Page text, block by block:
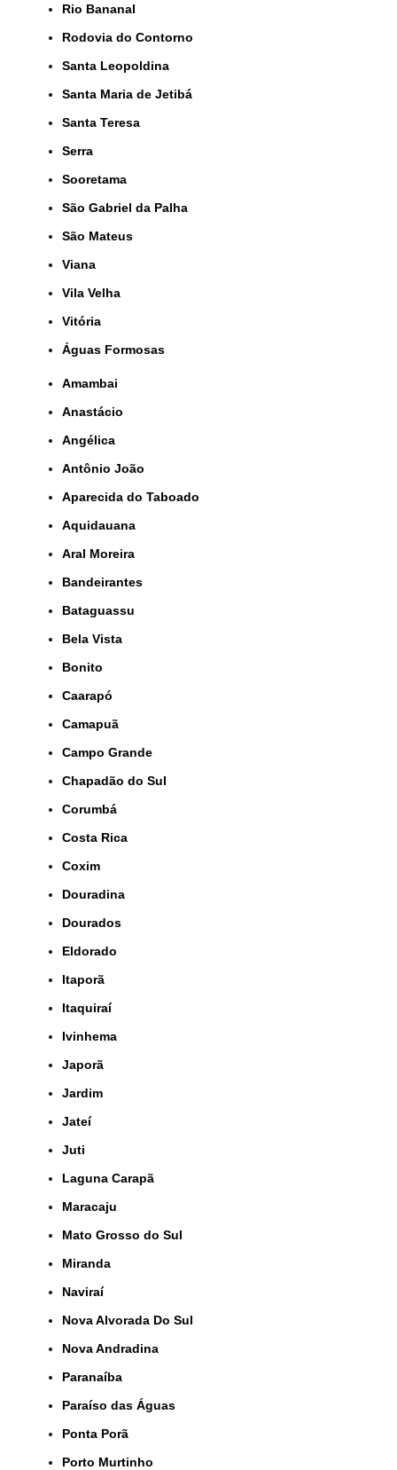
Rio Bananal
Rodovia do Contorno
Santa Leopoldina
Santa Maria de Jetibá
Santa Teresa
Serra
Sooretama
São Gabriel da Palha
São Mateus
Viana
Vila Velha
Vitória
Águas Formosas
Amambai
Anastácio
Angélica
Antônio João
Aparecida do Taboado
Aquidauana
Aral Moreira
Bandeirantes
Bataguassu
Bela Vista
Bonito
Caarapó
Camapuã
Campo Grande
Chapadão do Sul
Corumbá
Costa Rica
Coxim
Douradina
Dourados
Eldorado
Itaporã
Itaquiraí
Ivinhema
Japorã
Jardim
Jateí
Juti
Laguna Carapã
Maracaju
Mato Grosso do Sul
Miranda
Naviraí
Nova Alvorada Do Sul
Nova Andradina
Paranaíba
Paraíso das Águas
Ponta Porã
Porto Murtinho